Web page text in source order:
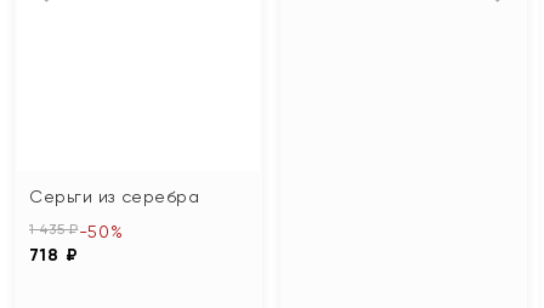
Серьги из серебра
1 435 ₽
718 ₽
-50%